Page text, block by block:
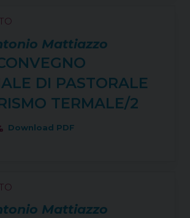
Mattiazzo
DI PASTORALE
TERMALE/2
Download PDF
Mattiazzo